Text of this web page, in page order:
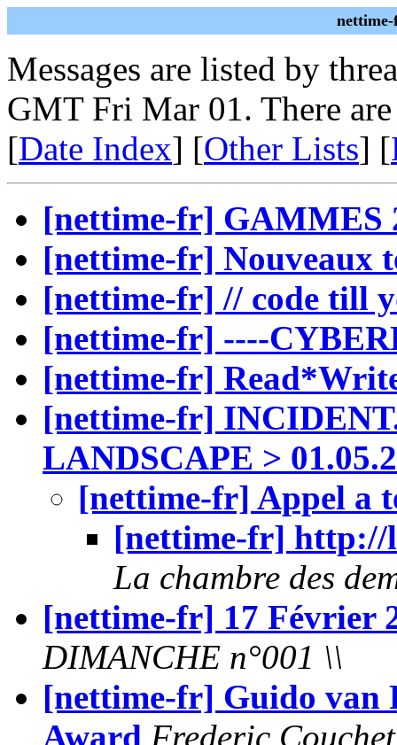
Messages are listed by
GMT Fri Mar 01. There are
[Date Index] [Other Lists] [
[nettime-fr] GAMMES
[nettime-fr] Nouveaux
[nettime-fr] // code till
[nettime-fr] ----
[nettime-fr]
[nettime-fr]
LANDSCAPE >
[nettime-fr] Appel a
[nettime-fr] http://
La chambre des
[nettime-fr] 17 Février
DIMANCHE n°001 \\
[nettime-fr] Guido van
Award Frederic